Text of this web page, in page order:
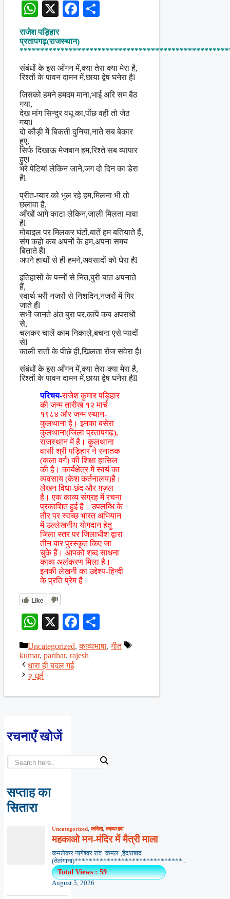
WhatsApp
X Facebook
राजेश पड़िहार
प्रतापगढ़(राजस्थान)
संबंधों के इस आँगन में,क्या तेरा क्या मेरा है,
रिश्तों के पावन दामन में,छाया द्वेष घनेरा हैl
जिसको हमने हमदम माना,भाई अरि सम बैठ
गया,
देख मांग सिन्दुर वधू का,पोंछ वही तो जेठ
गयाl
दो कौड़ी में बिकती दुनिया,नाते सब बेकार
हुए,
सिर्फ दिखाऊ मेजबान हम,रिश्ते सब व्यापार
हुएl
भरे पेटियां लेकिन जाने,जग दो दिन का डेरा
हैl
प्रीत-प्यार को भुल रहे हम,मिलना भी तो
छलावा है,
आँखों आगे काटा लेकिन,जाली मिलता मावा
हैl
मोबाइल पर मिलकर घंटों,बातें हम बतियाते हैं,
संग कहो कब अपनों के हम,अपना समय
बिताते हैंl
अपने हाथों से ही हमने,अवसादों को घेरा हैl
इतिहासों के पन्नों से नित,बुरी बात अपनाते
हैं,
स्वार्थ भरी नजरों से निशदिन,नजरों में गिर
जाते हैंl
सभी जानते अंत बुरा पर,कांपें कब अपराधों
से,
चलकर चालें काम निकाले,बचना एसे प्यादों
सेl
काली रातों के पीछे ही,खिलता रोज सवेरा हैl
संबंधों के इस आँगन में,क्या तेरा-क्या मेरा है,
रिश्तों के पावन दामन में,छाया द्वेष घनेरा हैll
परिचय-राजेश कुमार पड़िहार
की जन्म तारीख १२ मार्च
१९८४ और जन्म स्थान-
कुलथाना है। इनका बसेरा
कुलथाना(जिला प्रतापगढ़),
राजस्थान में है। कुलथाना
वासी श्री पड़िहार ने स्नातक
(कला वर्ग) की शिक्षा हासिल
की है। कार्यक्षेत्र में स्वयं का
व्यवसाय (केश कर्तनालय)है।
लेखन विधा-छंद और ग़ज़ल
है। एक काव्य संग्रह में रचना
प्रकाशित हुई है। उपलब्धि के
तौर पर स्वच्छ भारत अभियान
में उल्लेखनीय योगदान हेतु
जिला स्तर पर जिलाधीश द्वारा
तीन बार पुरस्कृत किए जा
चुके हैं। आपको शब्द साधना
काव्य अलंकरण मिला है।
इनकी लेखनी का उद्देश्य-हिन्दी
के प्रति प्रेम है।
Like
WhatsApp
X Facebook
Categories
Uncategorized,काव्यभाषा,गीत
Tags
kumar, parihar, rajesh
धारा ही बदल गई
२ धूर्त
रचनाएँ खोजें
सप्ताह का
सितारा
Uncategorized,कविता,काव्यभाषा
महकाओ मन-मंदिर में मैत्री माला
कमलेकर नागेश्वर राव ‘कमल’,हैदराबाद
(तेलंगाना)******************************...
Total Views : 59
August 5, 2026